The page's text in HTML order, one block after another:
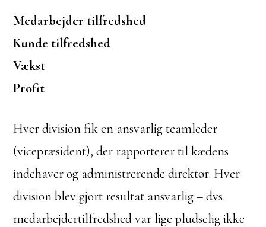
Medarbejder tilfredshed
Kunde tilfredshed
Vækst
Profit
Hver division fik en ansvarlig teamleder
(vicepræsident), der rapporterer til kædens
indehaver og administrerende direktør. Hver
division blev gjort resultat ansvarlig – dvs.
medarbejdertilfredshed var lige pludselig ikke